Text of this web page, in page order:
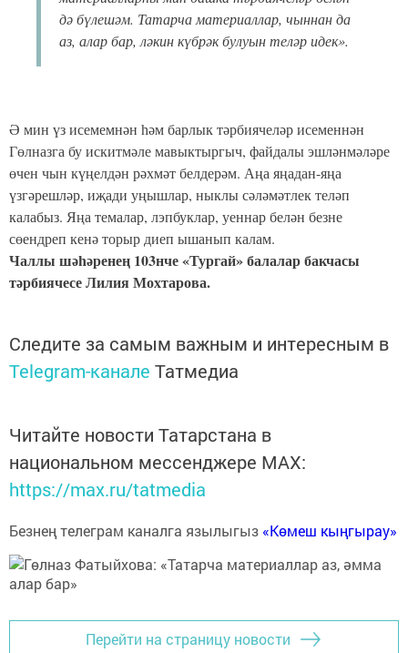
дә бүлешәм. Татарча материаллар, чыннан да
аз, алар бар, ләкин күбрәк булуын теләр идек».
Ә мин үз исемемнән һәм барлык тәрбиячеләр исеменнән
Гөлназга бу искитмәле мавыктыргыч, файдалы эшләнмәләре
өчен чын күңелдән рәхмәт белдерәм. Аңа яңадан-яңа
үзгәрешләр, иҗади уңышлар, ныклы сәләмәтлек теләп
калабыз. Яңа темалар, лэпбуклар, уеннар белән безне
сөендреп кенә торыр диеп ышанып калам.
Чаллы шәһәренең 103нче «Тургай» балалар бакчасы
тәрбиячесе Лилия Мохтарова.
Следите за самым важным и интересным в
Telegram-канале Татмедиа
Читайте новости Татарстана в
национальном мессенджере MАХ:
https://max.ru/tatmedia
Безнең телеграм каналга язылыгыз «Көмеш кыңгырау»
Перейти на страницу новости